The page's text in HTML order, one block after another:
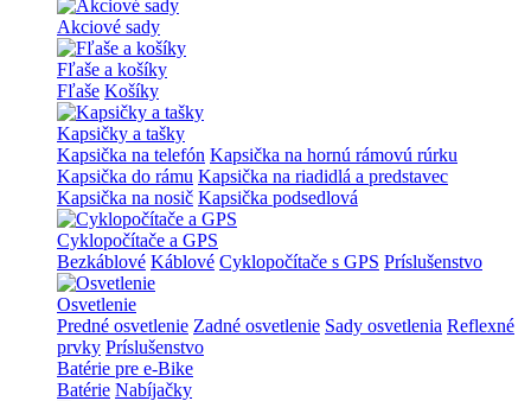
Akciové sady
Fľaše a košíky
Fľaše Košíky
Kapsičky a tašky
Kapsička na telefón Kapsička na hornú rámovú rúrku
Kapsička do rámu Kapsička na riadidlá a predstavec
Kapsička na nosič Kapsička podsedlová
Cyklopočítače a GPS
Bezkáblové Káblové Cyklopočítače s GPS Príslušenstvo
Osvetlenie
Predné osvetlenie Zadné osvetlenie Sady osvetlenia Reflexné
prvky Príslušenstvo
Batérie pre e-Bike
Batérie Nabíjačky